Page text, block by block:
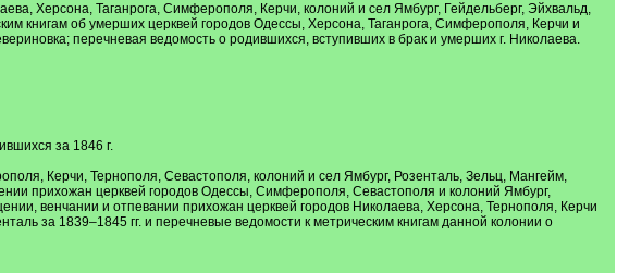
Херсона, Таганрога, Симферополя, Керчи, колоний и сел Ямбург, Гейдельберг, Эйхвальд,
книгам об умерших церквей городов Одессы, Херсона, Таганрога, Симферополя, Керчи и
перечневая ведомость о родившихся, вступивших в брак и умерших г. Николаева.
за 1846 г.
Керчи, Тернополя, Севастополя, колоний и сел Ямбург, Розенталь, Зельц, Мангейм,
прихожан церквей городов Одессы, Симферополя, Севастополя и колоний Ямбург,
венчании и отпевании прихожан церквей городов Николаева, Херсона, Тернополя, Керчи
за 1839–1845 гг. и перечневые ведомости к метрическим книгам данной колонии о